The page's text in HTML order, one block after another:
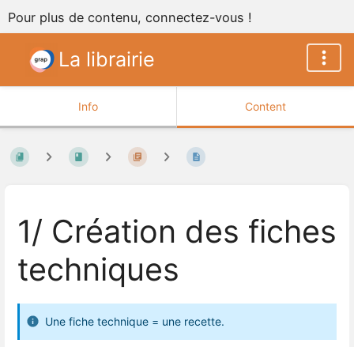
Pour plus de contenu, connectez-vous !
La librairie
Info Content
1/ Création des fiches
techniques
Une fiche technique = une recette.